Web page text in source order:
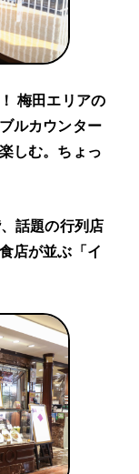
梅田エリアの
ルカウンター
しむ。ちょっ
話題の行列店
店が並ぶ「イ